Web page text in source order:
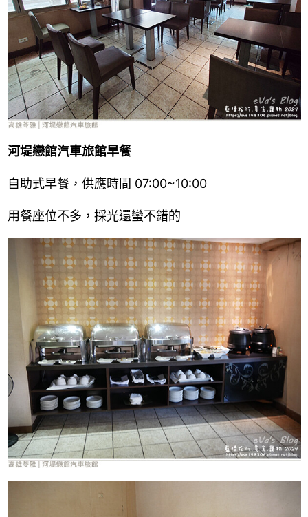
河堤戀館汽車旅館早餐
自助式早餐，供應時間 07:00~10:00
用餐座位不多，採光還蠻不錯的